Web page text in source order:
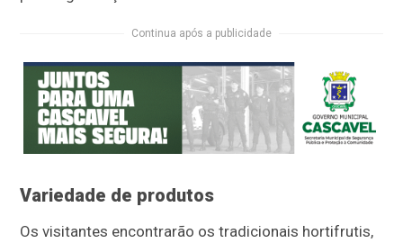
Continua após a publicidade
Variedade de produtos
Os visitantes encontrarão os tradicionais hortifrutis,